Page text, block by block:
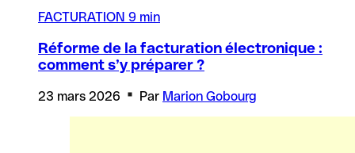
FACTURATION 9 min
Réforme de la facturation électronique :
comment s’y préparer ?
23 mars 2026 Par Marion Gobourg